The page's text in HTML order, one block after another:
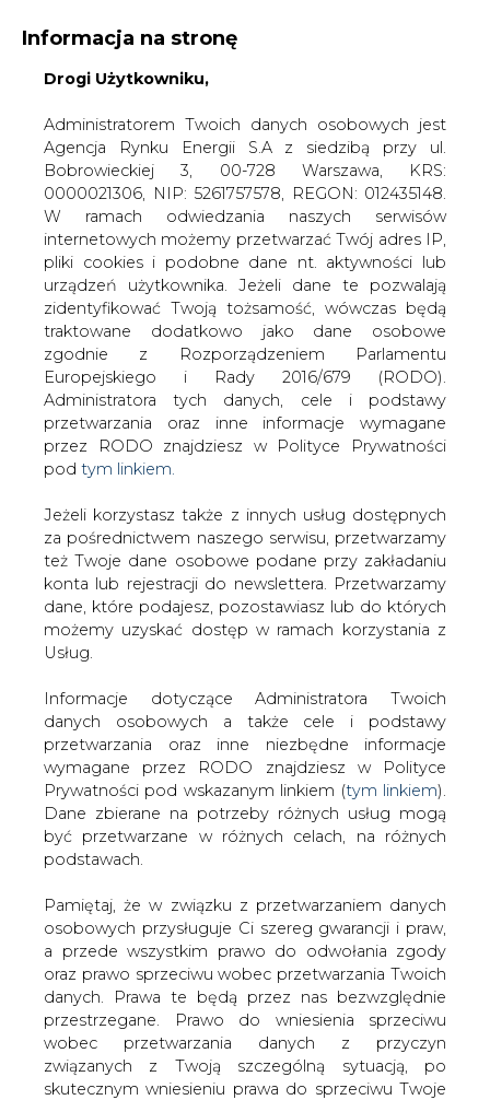
KONTAKT:
WYDAWCA PORTALU:
WYSOKI KONTRAST WIELKOŚĆ TEKSTU A A
ZALOGUJ SIĘ
WŁĄCZ CIRE.TV
Informacja na stronę
Drogi Użytkowniku,
Administratorem Twoich danych osobowych jest
Agencja Rynku Energii S.A z siedzibą przy ul.
Bobrowieckiej 3, 00-728 Warszawa, KRS:
0000021306, NIP: 5261757578, REGON: 012435148.
W ramach odwiedzania naszych serwisów
internetowych możemy przetwarzać Twój adres IP,
pliki cookies i podobne dane nt. aktywności lub
urządzeń użytkownika. Jeżeli dane te pozwalają
zidentyfikować Twoją tożsamość, wówczas będą
traktowane dodatkowo jako dane osobowe
zgodnie z Rozporządzeniem Parlamentu
Europejskiego i Rady 2016/679 (RODO).
Administratora tych danych, cele i podstawy
przetwarzania oraz inne informacje wymagane
przez RODO znajdziesz w Polityce Prywatności
pod tym linkiem.
Jeżeli korzystasz także z innych usług dostępnych
za pośrednictwem naszego serwisu, przetwarzamy
też Twoje dane osobowe podane przy zakładaniu
konta lub rejestracji do newslettera. Przetwarzamy
dane, które podajesz, pozostawiasz lub do których
możemy uzyskać dostęp w ramach korzystania z
Usług.
Informacje dotyczące Administratora Twoich
danych osobowych a także cele i podstawy
przetwarzania oraz inne niezbędne informacje
wymagane przez RODO znajdziesz w Polityce
Prywatności pod wskazanym linkiem (tym linkiem).
Dane zbierane na potrzeby różnych usług mogą
być przetwarzane w różnych celach, na różnych
podstawach.
Pamiętaj, że w związku z przetwarzaniem danych
osobowych przysługuje Ci szereg gwarancji i praw,
a przede wszystkim prawo do odwołania zgody
oraz prawo sprzeciwu wobec przetwarzania Twoich
danych. Prawa te będą przez nas bezwzględnie
przestrzegane. Prawo do wniesienia sprzeciwu
wobec przetwarzania danych z przyczyn
związanych z Twoją szczególną sytuacją, po
skutecznym wniesieniu prawa do sprzeciwu Twoje
Strona główna RYNEK PALIW
DM BOŚ obniżył cenę
docelową dla JSW
2019-07-17 00:00
skomentuj
udostępnij:
DM BOŚ obniżył cenę docelową dla
JSW
Analitycy DM BOŚ obniżyli cenę
docelową dla akcji JSW do 88 zł z 90 zł
wcześniej, podtrzymując rekomendację
"kupuj".